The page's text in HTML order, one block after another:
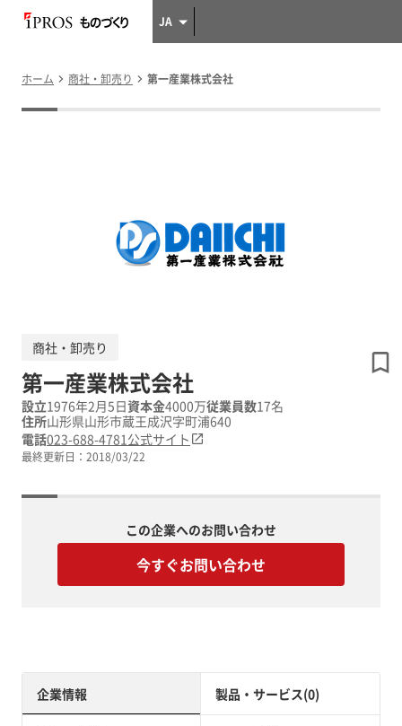
JA
ホーム 商社・卸売り 第一産業株式会社
商社・卸売り
第一産業株式会社
設立1976年2月5日資本金4000万従業員数17名
住所山形県山形市蔵王成沢字町浦640
電話023-688-4781 公式サイト
最終更新日： 2018/03/22
この企業へのお問い合わせ
今すぐお問い合わせ
企業情報 製品・サービス(0)